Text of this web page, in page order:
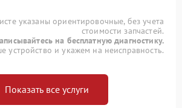
указаны ориентировочные, без учета
стоимости запчастей.
на бесплатную диагностику.
устройство и укажем на неисправность.
Показать все услуги